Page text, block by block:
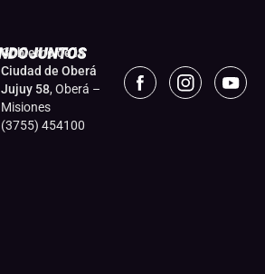
Gobierno de la
Ciudad de Oberá
Jujuy 58, Oberá –
Misiones
(3755) 454100